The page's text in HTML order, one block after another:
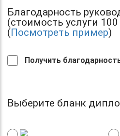
Благодарность
(стоимость услуги
(Посмотреть пример)
Получить
Выберите бланк